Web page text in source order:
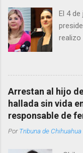
un
El 4 de
de
con
Arrestan al hijo
hallada sin vida
responsable de
PorTribuna de Chihuahua